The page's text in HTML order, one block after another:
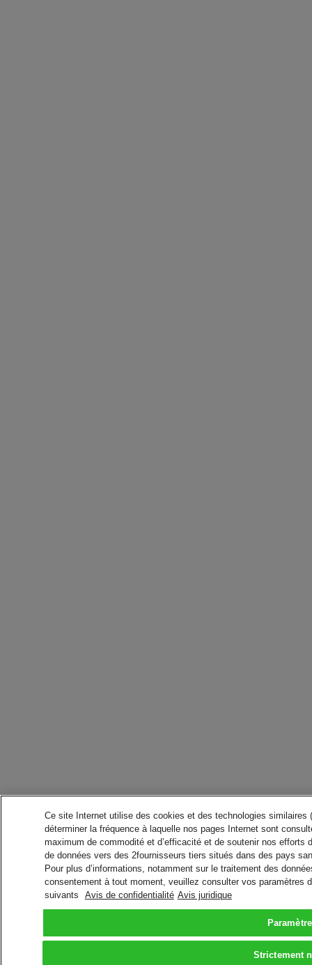
Ce site Internet utilise des cookies et des technologies
déterminer la fréquence à laquelle nos pages Internet sont
maximum de commodité et d’efficacité et de soutenir nos
de données vers des 2fournisseurs tiers situés dans des pays
Pour plus d’informations, notamment sur le traitement des
consentement à tout moment, veuillez consulter vos paramètres
suivants
Avis de confidentialité Avis juridique
Strictement